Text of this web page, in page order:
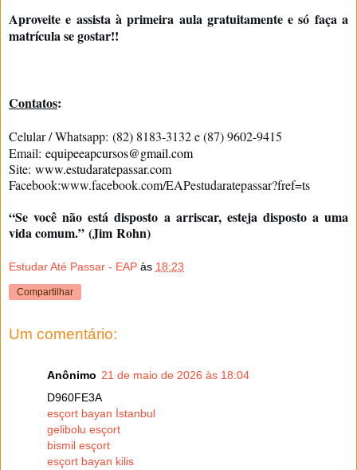
Aproveite e assista à primeira aula gratuitamente e só faça a
matrícula se gostar!!
Contatos:
Celular / Whatsapp: (82) 8183-3132 e (87) 9602-9415
Email: equipeeapcursos@gmail.com
Site: www.estudaratepassar.com
Facebook:www.facebook.com/EAPestudaratepassar?fref=ts
“Se você não está disposto a arriscar, esteja disposto a uma
vida comum.” (Jim Rohn)
Estudar Até Passar - EAP às 18:23
Compartilhar
Um comentário:
Anônimo 21 de maio de 2026 às 18:04
D960FE3A
esçort bayan İstanbul
gelibolu esçort
bismil esçort
esçort bayan kilis